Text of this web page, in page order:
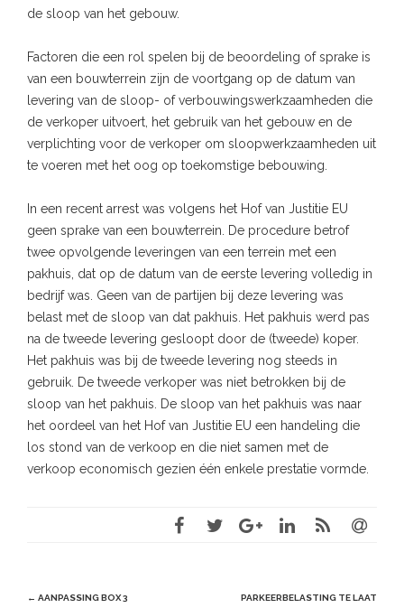
de sloop van het gebouw.
Factoren die een rol spelen bij de beoordeling of sprake is
van een bouwterrein zijn de voortgang op de datum van
levering van de sloop- of verbouwingswerkzaamheden die
de verkoper uitvoert, het gebruik van het gebouw en de
verplichting voor de verkoper om sloopwerkzaamheden uit
te voeren met het oog op toekomstige bebouwing.
In een recent arrest was volgens het Hof van Justitie EU
geen sprake van een bouwterrein. De procedure betrof
twee opvolgende leveringen van een terrein met een
pakhuis, dat op de datum van de eerste levering volledig in
bedrijf was. Geen van de partijen bij deze levering was
belast met de sloop van dat pakhuis. Het pakhuis werd pas
na de tweede levering gesloopt door de (tweede) koper.
Het pakhuis was bij de tweede levering nog steeds in
gebruik. De tweede verkoper was niet betrokken bij de
sloop van het pakhuis. De sloop van het pakhuis was naar
het oordeel van het Hof van Justitie EU een handeling die
los stond van de verkoop en die niet samen met de
verkoop economisch gezien één enkele prestatie vormde.
Post
← AANPASSING BOX 3 PARKEERBELASTING TE LAAT